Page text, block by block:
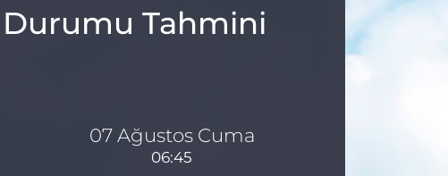
Durumu Tahmini
07 Ağustos Cuma
06:45